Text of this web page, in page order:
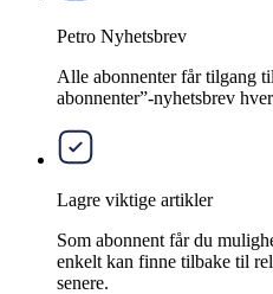
Petro Nyhetsbrev
Alle abonnenter får tilgang
abonnenter”-nyhetsbrev
Lagre viktige artikler
Som abonnent får du
enkelt kan finne tilbake til
senere.